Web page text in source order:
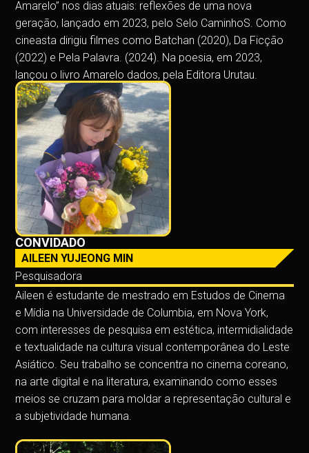
Amarelo” nos dias atuais: reflexões de uma nova
geração, lançado em 2023, pelo Selo CaminhoS. Como
cineasta dirigiu filmes como Batchan (2020), Da Ficção
(2022) e Pela Palavra. (2024). Na poesia, em 2023,
lançou o livro Amarelo dados, pela Editora Urutau.
CONVIDADO
AILEEN YUJEONG MIN
Pesquisadora
Aileen é estudante de mestrado em Estudos de Cinema
e Mídia na Universidade de Columbia, em Nova York,
com interesses de pesquisa em estética, intermidialidade
e textualidade na cultura visual contemporânea do Leste
Asiático. Seu trabalho se concentra no cinema coreano,
na arte digital e na literatura, examinando como esses
meios se cruzam para moldar a representação cultural e
a subjetividade humana.